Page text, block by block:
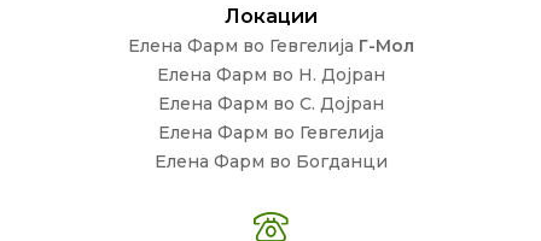
Локации
Елена Фарм во Гевгелија Г-Мол
Елена Фарм во Н. Дојран
Елена Фарм во С. Дојран
Елена Фарм во Гевгелија
Елена Фарм во Богданци